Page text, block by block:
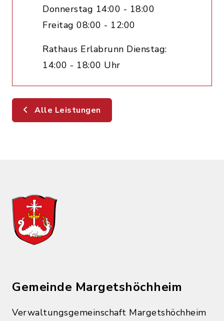
Donnerstag 14:00 - 18:00
Freitag 08:00 - 12:00
Rathaus Erlabrunn Dienstag:
14:00 - 18:00 Uhr
Alle Leistungen
Gemeinde Margetshöchheim
Verwaltungsgemeinschaft Margetshöchheim